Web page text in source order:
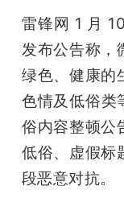
活
心
雷锋网 1 月
发布公告称，
绿色、健康的
色情及低俗类
俗内容整顿公
低俗、虚假标
段恶意对抗。